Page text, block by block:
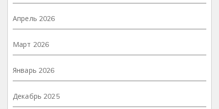
Апрель 2026
Март 2026
Январь 2026
Декабрь 2025